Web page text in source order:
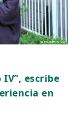
escribe
en